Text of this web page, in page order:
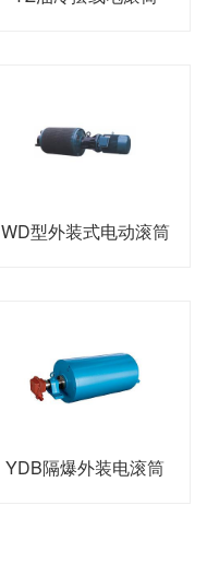
WD型外装式电动滚筒
YDB隔爆外装电滚筒